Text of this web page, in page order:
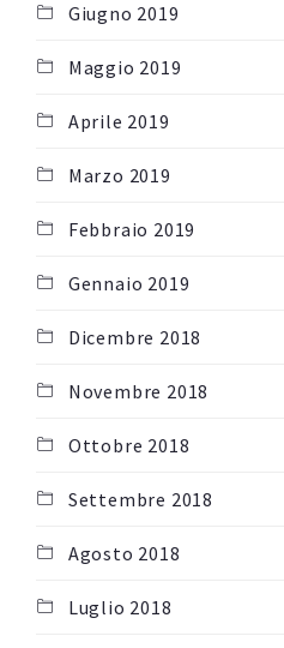
Giugno 2019
Maggio 2019
Aprile 2019
Marzo 2019
Febbraio 2019
Gennaio 2019
Dicembre 2018
Novembre 2018
Ottobre 2018
Settembre 2018
Agosto 2018
Luglio 2018